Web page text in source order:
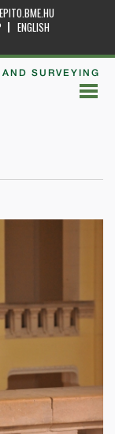
ENGLISH
SURVEYING